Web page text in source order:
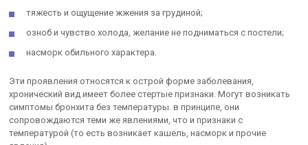
тяжесть и ощущение жжения за грудиной;
озноб и чувство холода, желание не подниматься с постели;
насморк обильного характера.
Эти проявления относятся к острой форме заболевания,
хронический вид имеет более стертые признаки. Могут возникать
симптомы бронхита без температуры. в принципе, они
сопровождаются теми же явлениями, что и признаки с
температурой (то есть возникает кашель, насморк и прочие